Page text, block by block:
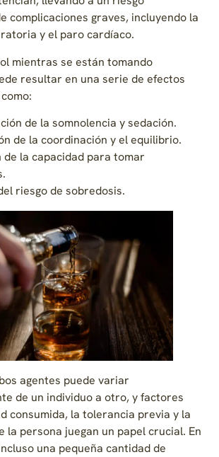
complicaciones graves, incluyendo la
y el paro cardíaco.
mientras se están tomando
resultar en una serie de efectos
de la somnolencia y sedación.
de la coordinación y el equilibrio.
de la capacidad para tomar
riesgo de sobredosis.
agentes puede variar
de un individuo a otro, y factores
consumida, la tolerancia previa y la
la persona juegan un papel crucial. En
una pequeña cantidad de